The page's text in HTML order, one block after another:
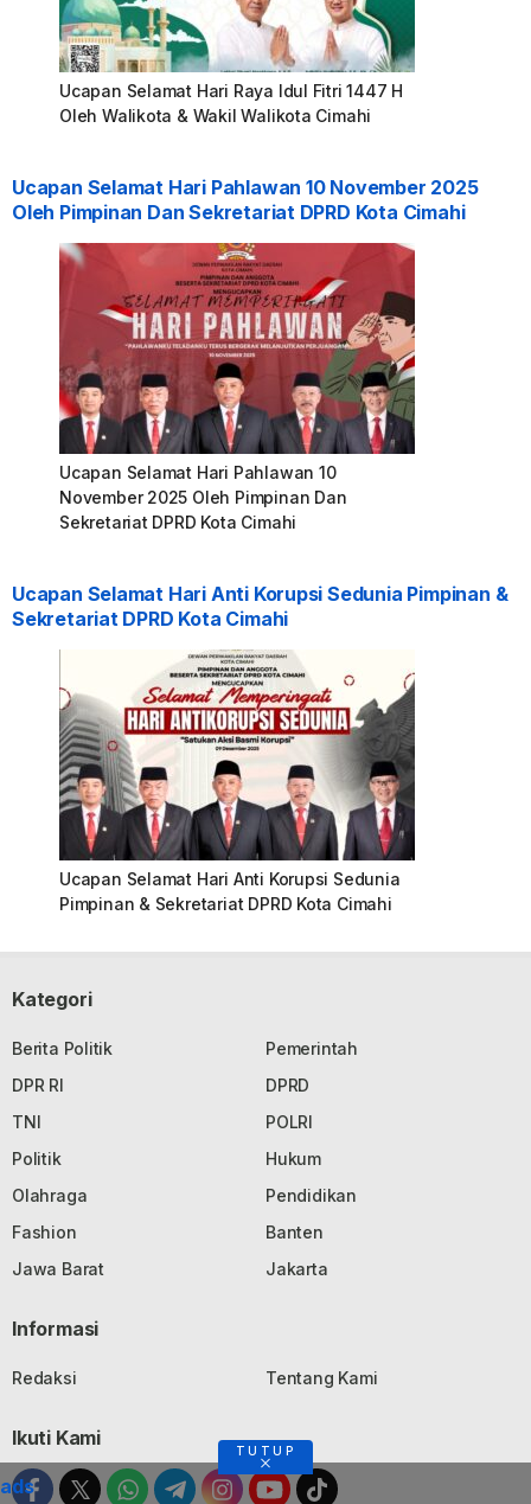
Ucapan Selamat Hari Raya Idul Fitri 1447 H
Oleh Walikota & Wakil Walikota Cimahi
Ucapan Selamat Hari Pahlawan 10 November 2025
Oleh Pimpinan Dan Sekretariat DPRD Kota Cimahi
Ucapan Selamat Hari Pahlawan 10
November 2025 Oleh Pimpinan Dan
Sekretariat DPRD Kota Cimahi
Ucapan Selamat Hari Anti Korupsi Sedunia Pimpinan &
Sekretariat DPRD Kota Cimahi
Ucapan Selamat Hari Anti Korupsi Sedunia
Pimpinan & Sekretariat DPRD Kota Cimahi
Kategori
Berita Politik
Pemerintah
DPR RI
DPRD
TNI
POLRI
Politik
Hukum
Olahraga
Pendidikan
Fashion
Banten
Jawa Barat
Jakarta
Informasi
Redaksi Tentang Kami
Ikuti Kami
TUTUP
ads